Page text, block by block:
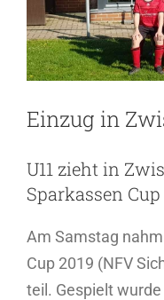
Einzug in
U11 zieht in
Sparkassen Cup
Am Samstag
Cup 2019 (NFV
teil. Gespielt wurde